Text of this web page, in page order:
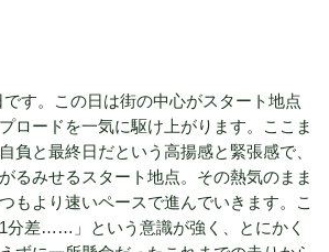
す。この日は街の中心がスタート地点
ロードを一気に駆け上がります。ここま
負と最終日だという高揚感と緊張感で、
るみせるスタート地点。その熱気のまま
もより速いペースで進んでいきます。こ
分差……」という意識が強く、とにかく